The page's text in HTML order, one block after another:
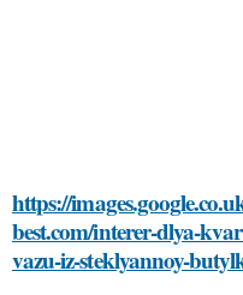
https://
best.com/interer-dlya-
vazu-iz-steklyannoy-